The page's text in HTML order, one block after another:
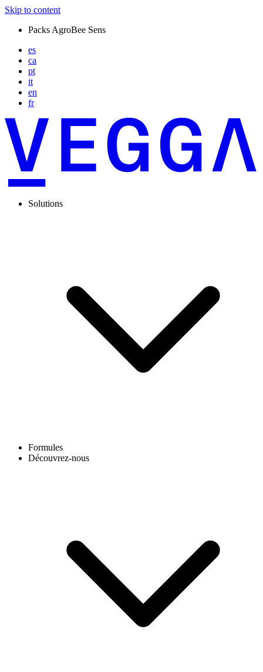
Skip to content
Packs AgroBee Sens
es
ca
pt
it
en
fr
Solutions
Formules
Découvrez-nous